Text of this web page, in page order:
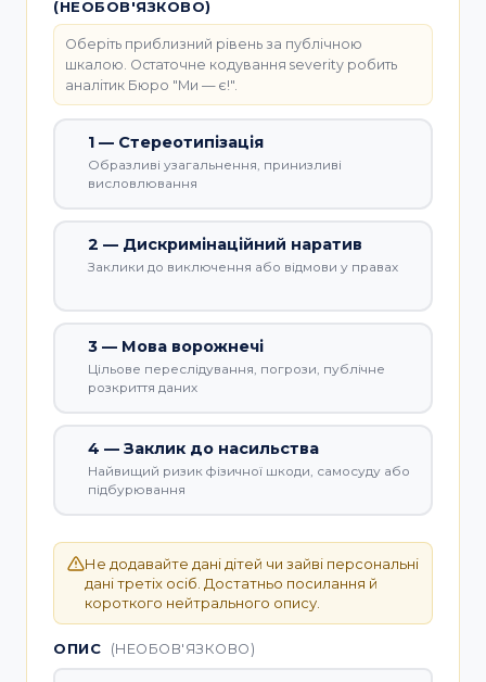
(НЕОБОВ'ЯЗКОВО)
Оберіть приблизний рівень за публічною
шкалою. Остаточне кодування severity робить
аналітик Бюро "Ми — є!".
1 — Стереотипізація
Образливі узагальнення, принизливі
висловлювання
2 — Дискримінаційний наратив
Заклики до виключення або відмови у правах
3 — Мова ворожнечі
Цільове переслідування, погрози, публічне
розкриття даних
4 — Заклик до насильства
Найвищий ризик фізичної шкоди, самосуду або
підбурювання
Не додавайте дані дітей чи зайві персональні
дані третіх осіб. Достатньо посилання й
короткого нейтрального опису.
ОПИС (НЕОБОВ'ЯЗКОВО)